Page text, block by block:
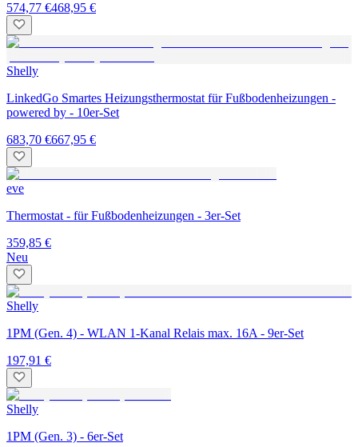
574,77 €468,95 €
Shelly
LinkedGo Smartes Heizungsthermostat für Fußbodenheizungen -
powered by - 10er-Set
683,70 €667,95 €
eve
Thermostat - für Fußbodenheizungen - 3er-Set
359,85 €
Neu
Shelly
1PM (Gen. 4) - WLAN 1-Kanal Relais max. 16A - 9er-Set
197,91 €
Shelly
1PM (Gen. 3) - 6er-Set